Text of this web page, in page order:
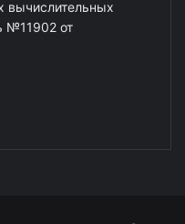
вычислительных
№11902 от